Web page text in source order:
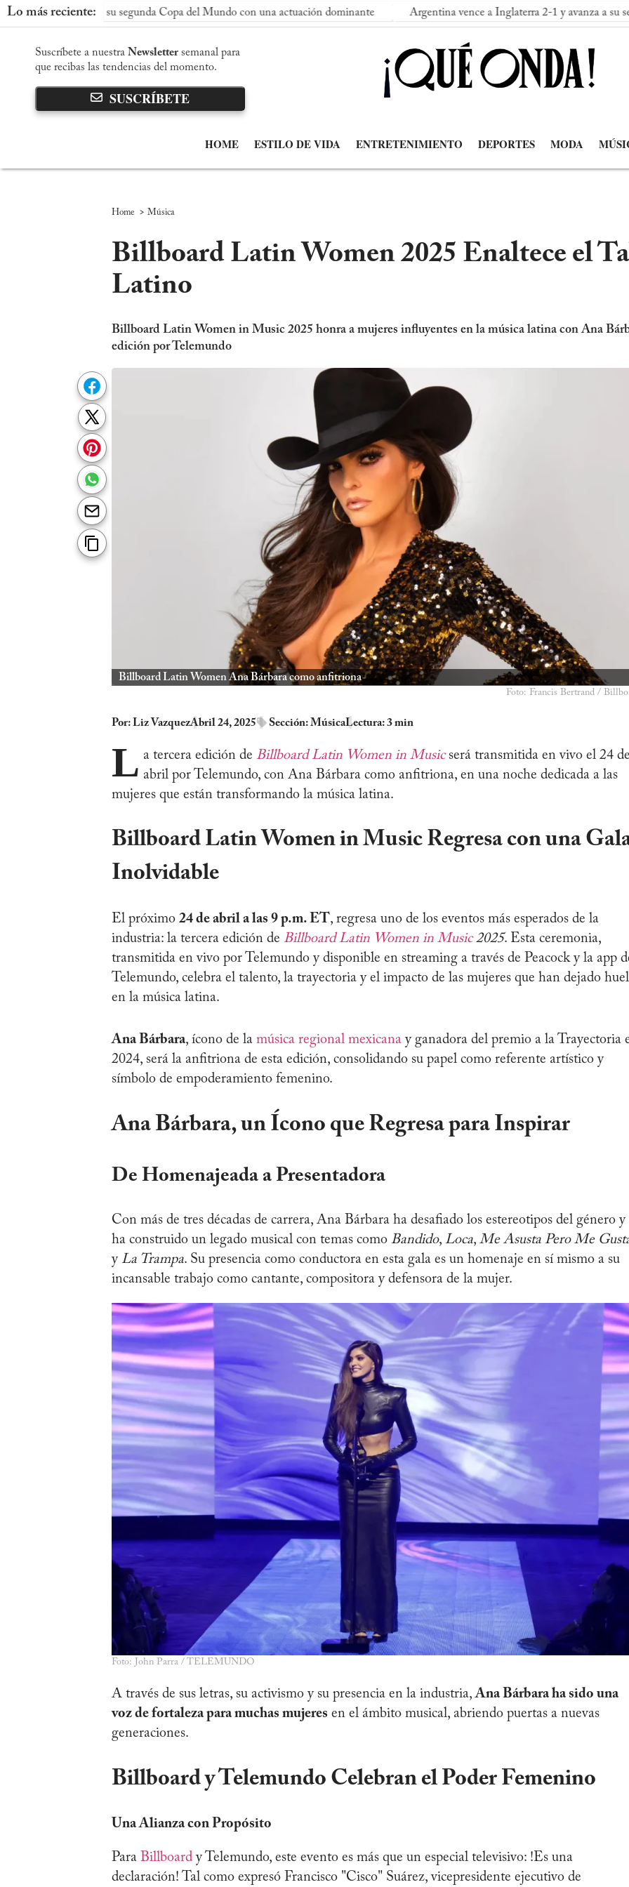
Lo más reciente:
conquista su segunda Copa del Mundo con una actuación dominante Argentina vence a Inglaterra 2-1 y avanza a su segunda
Suscríbete a nuestra Newsletter semanal para
que recibas las tendencias del momento.
SUSCRÍBETE
HOME ESTILO DE VIDA ENTRETENIMIENTO DEPORTES MODA
Home > Música
Billboard Latin Women 2025 Enaltece el
Latino
Billboard Latin Women in Music 2025 honra a mujeres influyentes en la música latina con Ana
edición por Telemundo
Billboard Latin Women Ana Bárbara como anfitriona
Foto: Francis Bertrand /
Por:Liz VazquezAbril 24, 2025 Sección:MúsicaLectura: 3 min
L a tercera edición de Billboard Latin Women in Musicserá transmitida en vivo el 24 de
abril por Telemundo, con Ana Bárbara como anfitriona, en una noche dedicada a las
mujeres que están transformando la música latina.
Billboard Latin Women in Music Regresa con una
Inolvidable
El próximo 24 de abril a las 9 p.m. ET, regresa uno de los eventos más esperados de la
industria: la tercera edición de Billboard Latin Women in Music2025. Esta ceremonia,
transmitida en vivo por Telemundo y disponible en streaming a través de Peacock y la app
Telemundo, celebra el talento, la trayectoria y el impacto de las mujeres que han dejado
en la música latina.
Ana Bárbara, ícono de la música regional mexicana y ganadora del premio a la Trayectoria
2024, será la anfitriona de esta edición, consolidando su papel como referente artístico y
símbolo de empoderamiento femenino.
Ana Bárbara, un Ícono que Regresa para Inspirar
De Homenajeada a Presentadora
Con más de tres décadas de carrera, Ana Bárbara ha desafiado los estereotipos del género y
ha construido un legado musical con temas como Bandido, Loca, Me Asusta Pero Me
y La Trampa. Su presencia como conductora en esta gala es un homenaje en sí mismo a su
incansable trabajo como cantante, compositora y defensora de la mujer.
Foto: John Parra / TELEMUNDO
A través de sus letras, su activismo y su presencia en la industria,Ana Bárbara ha sido una
voz de fortaleza para muchas mujeres en el ámbito musical, abriendo puertas a nuevas
generaciones.
Billboard y Telemundo Celebran el Poder Femenino
Una Alianza con Propósito
Para Billboard y Telemundo, este evento es más que un especial televisivo: !Es una
declaración! Tal como expresó Francisco "Cisco" Suárez, vicepresidente ejecutivo de